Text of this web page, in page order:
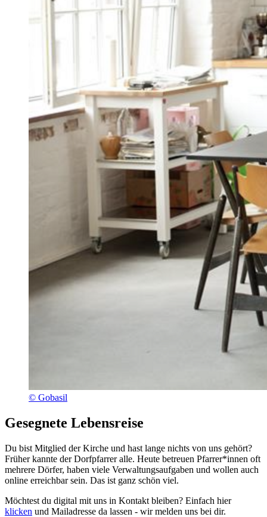
© Gobasil
Gesegnete Lebensreise
Du bist Mitglied der Kirche und hast lange nichts von uns gehört?
Früher kannte der Dorfpfarrer alle. Heute betreuen Pfarrer*innen oft
mehrere Dörfer, haben viele Verwaltungsaufgaben und wollen auch
online erreichbar sein. Das ist ganz schön viel.
Möchtest du digital mit uns in Kontakt bleiben? Einfach hier
klicken und Mailadresse da lassen - wir melden uns bei dir.